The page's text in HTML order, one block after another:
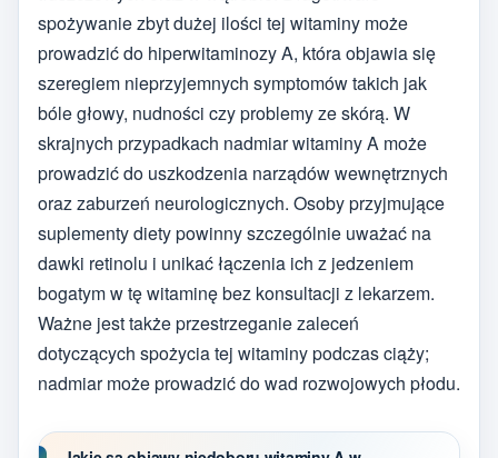
spożywanie zbyt dużej ilości tej witaminy może
prowadzić do hiperwitaminozy A, która objawia się
szeregiem nieprzyjemnych symptomów takich jak
bóle głowy, nudności czy problemy ze skórą. W
skrajnych przypadkach nadmiar witaminy A może
prowadzić do uszkodzenia narządów wewnętrznych
oraz zaburzeń neurologicznych. Osoby przyjmujące
suplementy diety powinny szczególnie uważać na
dawki retinolu i unikać łączenia ich z jedzeniem
bogatym w tę witaminę bez konsultacji z lekarzem.
Ważne jest także przestrzeganie zaleceń
dotyczących spożycia tej witaminy podczas ciąży;
nadmiar może prowadzić do wad rozwojowych płodu.